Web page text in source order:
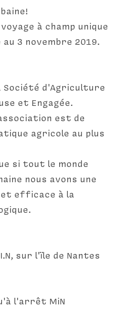
à champ unique
3 novembre 2019.
Société d'Agriculture
et Engagée.
est de
agricole au plus
si tout le monde
nous avons une
et efficace à la
sur l'ïle de Nantes
l'arrêt MiN